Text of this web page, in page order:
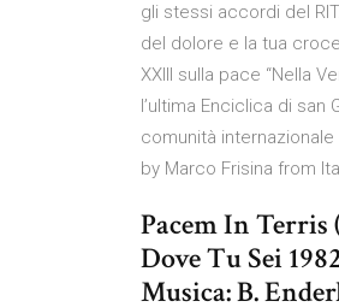
gli stessi accordi del
del dolore e la tua croce
XXIII sulla pace “Nella
l’ultima Enciclica di san
comunità
by Marco Frisina from
Pacem In Terris
Dove Tu Sei
Musica: B.